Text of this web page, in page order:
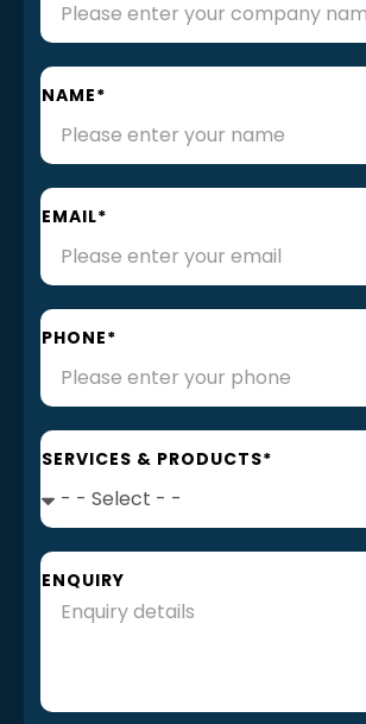
NAME*
EMAIL*
PHONE*
SERVICES & PRODUCTS*
ENQUIRY